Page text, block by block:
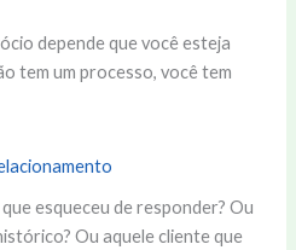
depende que você esteja
tem um processo, você tem
esqueceu de responder? Ou
Ou aquele cliente que